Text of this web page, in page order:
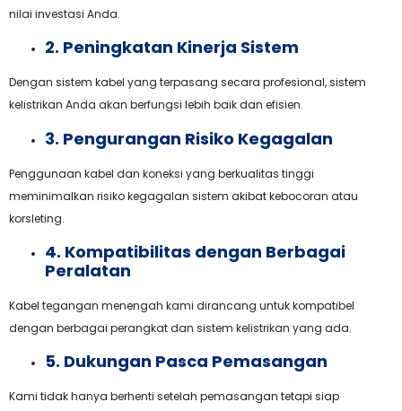
nilai investasi Anda.
2. Peningkatan Kinerja Sistem
Dengan sistem kabel yang terpasang secara profesional, sistem
kelistrikan Anda akan berfungsi lebih baik dan efisien.
3. Pengurangan Risiko Kegagalan
Penggunaan kabel dan koneksi yang berkualitas tinggi
meminimalkan risiko kegagalan sistem akibat kebocoran atau
korsleting.
4. Kompatibilitas dengan Berbagai
Peralatan
Kabel tegangan menengah kami dirancang untuk kompatibel
dengan berbagai perangkat dan sistem kelistrikan yang ada.
5. Dukungan Pasca Pemasangan
Kami tidak hanya berhenti setelah pemasangan tetapi siap